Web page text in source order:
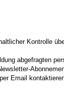
Kontrolle
abgefragten
Email